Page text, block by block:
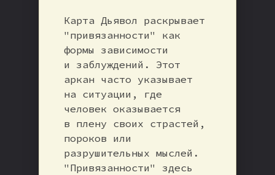
Карта Дьявол раскрывает
"привязанности" как
формы зависимости
и заблуждений. Этот
аркан часто указывает
на ситуации, где
человек оказывается
в плену своих страстей,
пороков или
разрушительных мыслей.
"Привязанности" здесь